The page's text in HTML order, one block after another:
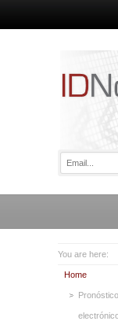
You are here:
Home